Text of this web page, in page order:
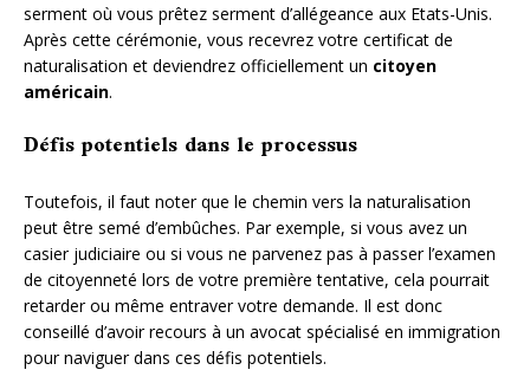
serment où vous prêtez serment d’allégeance aux Etats-Unis.
Après cette cérémonie, vous recevrez votre certificat de
naturalisation et deviendrez officiellement un citoyen
américain.
Défis potentiels dans le processus
Toutefois, il faut noter que le chemin vers la naturalisation
peut être semé d’embûches. Par exemple, si vous avez un
casier judiciaire ou si vous ne parvenez pas à passer l’examen
de citoyenneté lors de votre première tentative, cela pourrait
retarder ou même entraver votre demande. Il est donc
conseillé d’avoir recours à un avocat spécialisé en immigration
pour naviguer dans ces défis potentiels.